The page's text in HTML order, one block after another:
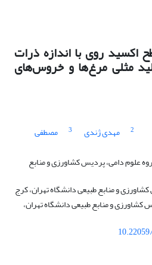
اکسید روی با اندازه ذرات
مثلی مرغ‌ها و ‏خروس‌های
2 مهدی ژندی 3 مصطفی
علوم دامی، پردیس کشاورزی و منابع
و منابع طبیعی دانشگاه تهران، کرج
کشاورزی و منابع طبیعی دانشگاه تهران،